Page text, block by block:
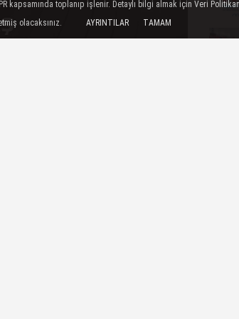
kapsamında toplanıp işlenir. Detaylı bilgi almak için Veri
olacaksınız.
AYRINTILAR TAMAM